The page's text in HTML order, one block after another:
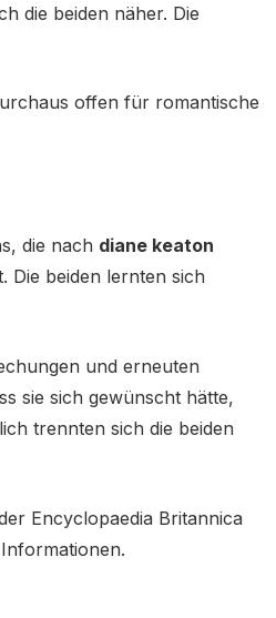
die beiden näher. Die
offen für romantische
die nach diane keaton
Die beiden lernten sich
und erneuten
sie sich gewünscht hätte,
trennten sich die beiden
Encyclopaedia Britannica